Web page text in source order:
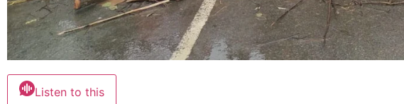
Listen to this